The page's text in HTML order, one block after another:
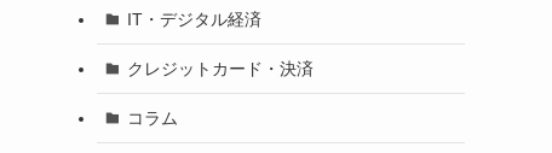
IT・デジタル経済
クレジットカード・決済
コラム